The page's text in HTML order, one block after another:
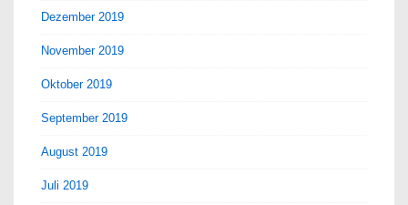
Dezember 2019
November 2019
Oktober 2019
September 2019
August 2019
Juli 2019